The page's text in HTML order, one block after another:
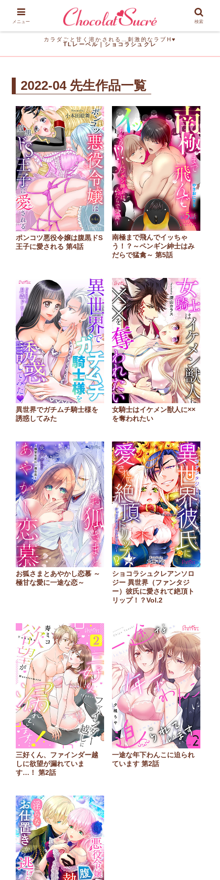
カラダごと甘く溶かされる…刺激的なラブH♥
TLレーベル｜ショコラシュクレ
2022-04 先生作品一覧
ポンコツ悪役令嬢は腹黒ドS
王子に愛される 第4話
南極まで飛んでイッちゃ
う！？～ペンギン紳士はみ
だらで猛禽～ 第5話
異世界でガチムチ騎士様を
誘惑してみた
女騎士はイケメン獣人に××
を奪われたい
お狐さまとあやかし恋慕 ～
極甘な愛に一途な恋～
ショコラシュクレアンソロ
ジー 異世界（ファンタジ
ー）彼氏に愛されて絶頂ト
リップ！？Vol.2
三好くん、ファインダー越
しに欲望が漏れていま
す…！ 第2話
一途な年下わんこに迫られ
ています 第2話
メニュー 検索